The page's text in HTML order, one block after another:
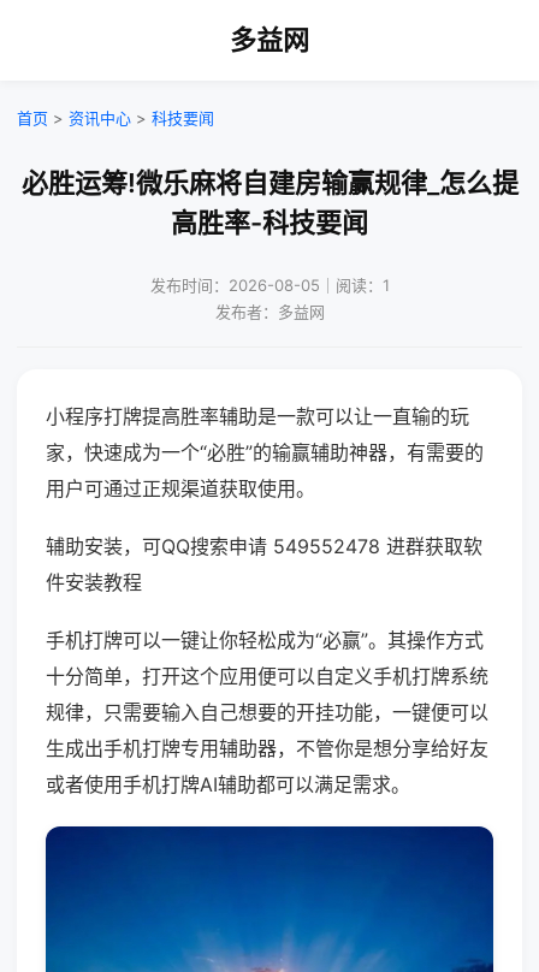
多益网
首页 > 资讯中心 > 科技要闻
必胜运筹!微乐麻将自建房输赢规律_怎么提
高胜率-科技要闻
发布时间：2026-08-05｜阅读：1
发布者：多益网
小程序打牌提高胜率辅助是一款可以让一直输的玩
家，快速成为一个“必胜”的输赢辅助神器，有需要的
用户可通过正规渠道获取使用。
辅助安装，可QQ搜索申请 549552478 进群获取软
件安装教程
手机打牌可以一键让你轻松成为“必赢”。其操作方式
十分简单，打开这个应用便可以自定义手机打牌系统
规律，只需要输入自己想要的开挂功能，一键便可以
生成出手机打牌专用辅助器，不管你是想分享给好友
或者使用手机打牌AI辅助都可以满足需求。